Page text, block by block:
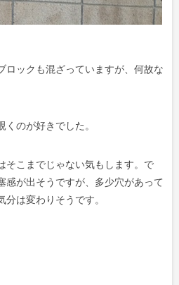
ロックも混ざっていますが、何故な
のが好きでした。
そこまでじゃない気もします。で
感が出そうですが、多少穴があって
は変わりそうです。